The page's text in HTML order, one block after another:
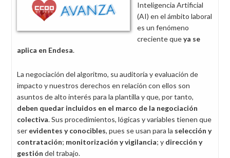
Inteligencia Artificial
(AI) en el ámbito laboral
es un fenómeno
creciente queya se
aplica en Endesa.
La negociación del algoritmo, su auditoría y evaluación de
impacto y nuestros derechos en relación con ellos son
asuntos de alto interés para la plantilla y que, por tanto,
deben quedar incluidos en el marco de la negociación
colectiva. Sus procedimientos, lógicas y variables tienen que
ser evidentes y conocibles, pues se usan para la selección y
contratación; monitorización y vigilancia; y dirección y
gestión del trabajo.